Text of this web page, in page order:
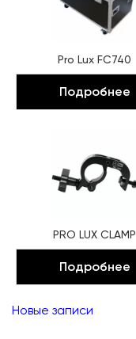
Pro Lux FC740
Подробнее
PRO LUX CLAMP
Подробнее
Post
Новые записи